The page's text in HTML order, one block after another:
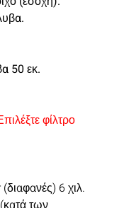
50 εκ.
φίλτρο
6 χιλ.